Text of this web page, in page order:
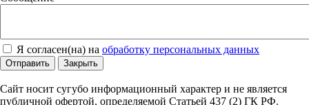
Я согласен(на) на обработку персональных данных
Отправить Закрыть
Сайт носит сугубо информационный характер и не является
публичной офертой, определяемой Статьей 437 (2) ГК РФ.